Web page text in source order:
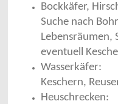
Bockkäfer,
Suche nach
Lebensräumen,
eventuell
Wasserkäfer:
Keschern,
Heuschrecken: